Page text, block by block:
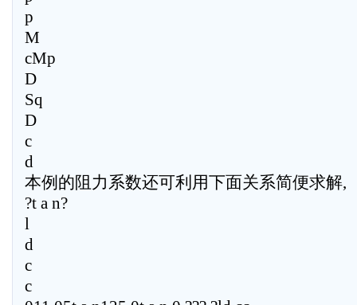
p
M
cMp
D
Sq
D
c
d
本例的阻力系数还可利用下面关系简便求解,
?t a n?
l
d
c
c